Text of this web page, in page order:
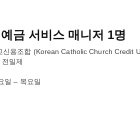
예금 서비스 매니저 1명
신용조합 (Korean Catholic Church Credit
일제
일 – 목요일